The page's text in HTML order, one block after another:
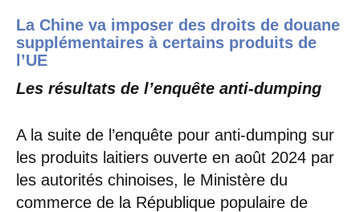
La Chine va imposer des droits de douane
supplémentaires à certains produits de
l’UE
Les résultats de l’enquête anti-dumping
A la suite de l’enquête pour anti-dumping sur
les produits laitiers ouverte en août 2024 par
les autorités chinoises, le Ministère du
commerce de la République populaire de